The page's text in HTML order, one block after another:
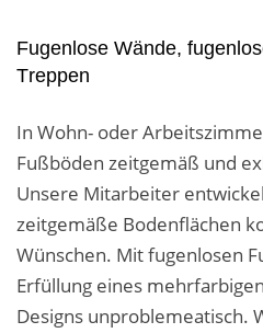
Fugenlose Wände,
Treppen
In Wohn- oder
Fußböden zeitgemäß und
Unsere Mitarbeiter
zeitgemäße Bodenflächen
Wünschen. Mit fugenlosen
Erfüllung eines
Designs unproblemeatisch.